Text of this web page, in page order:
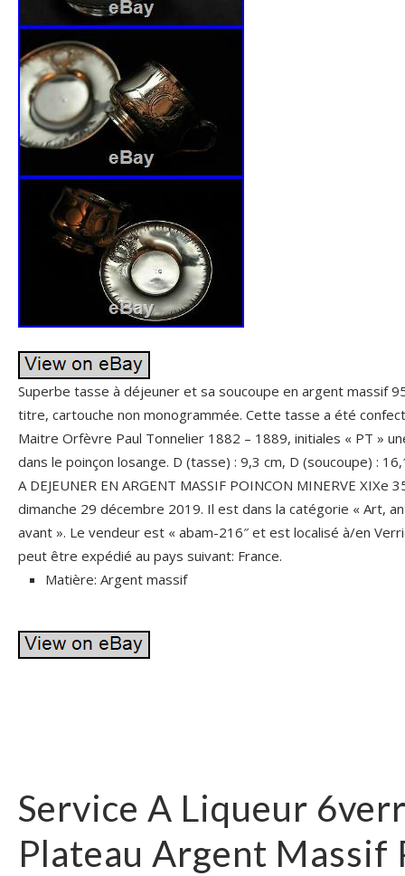
Superbe tasse à déjeuner et sa soucoupe en argent massif
titre, cartouche non monogrammée. Cette tasse a été
Maitre Orfèvre Paul Tonnelier 1882 – 1889, initiales « PT »
dans le poinçon losange. D (tasse) : 9,3 cm, D (soucoupe) :
A DEJEUNER EN ARGENT MASSIF POINCON MINERVE
dimanche 29 décembre 2019. Il est dans la catégorie « Art,
avant ». Le vendeur est « abam-216″ et est localisé à/en
peut être expédié au pays suivant: France.
Matière: Argent massif
Service A Liqueur
Plateau Argent Massif